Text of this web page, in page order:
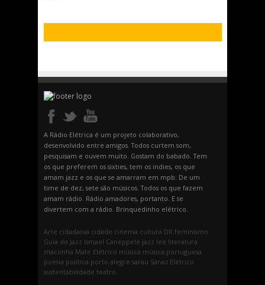
A Rádio Elétrica é um projeto colaborativo,
desenvolvido entre amigos. Todos curtem som,
pesquisam e ouvem muito. Gostam do babado. Tem
os que preferem os sixties, tem os indies, os que
amam jazz e os que se amarram em mpb. De um
time de dez, sete são músicos. Todos os que fazem
amam rádio. Rádio amadores, portanto. E se
divertem com a rádio. Brinquedinho elétrico.
Arte cidadania cidade cinema cultura DR feminismo
Guia do Jazz Ismael Caneppele jazz leis literatura
maconha Mate Elétrico música música portuguesa
poesia política porto alegre sarau Sarau Elétrico
sustentabilidade teatro